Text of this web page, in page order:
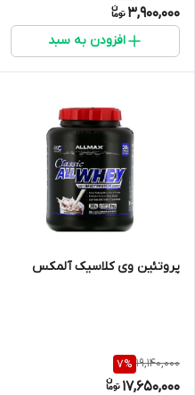
3,900,000
افزودن به سبد
پروتئین وی کلاسیک آلمکس
19,140,000
7%
17,650,000